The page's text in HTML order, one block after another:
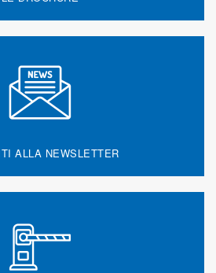
ALLA NEWSLETTER